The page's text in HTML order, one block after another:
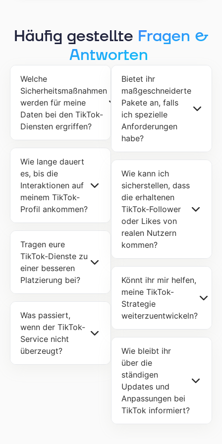
Häufig gestellte Fragen &
Antworten
Welche
Sicherheitsmaßnahmen
werden für meine
Daten bei den TikTok-
Diensten ergriffen?
Wie lange dauert
es, bis die
Interaktionen auf
meinem TikTok-
Profil ankommen?
Tragen eure
TikTok-Dienste zu
einer besseren
Platzierung bei?
Was passiert,
wenn der TikTok-
Service nicht
überzeugt?
Bietet ihr
maßgeschneiderte
Pakete an, falls
ich spezielle
Anforderungen
habe?
Wie kann ich
sicherstellen, dass
die erhaltenen
TikTok-Follower
oder Likes von
realen Nutzern
kommen?
Könnt ihr mir helfen,
meine TikTok-
Strategie
weiterzuentwickeln?
Wie bleibt ihr
über die
ständigen
Updates und
Anpassungen bei
TikTok informiert?